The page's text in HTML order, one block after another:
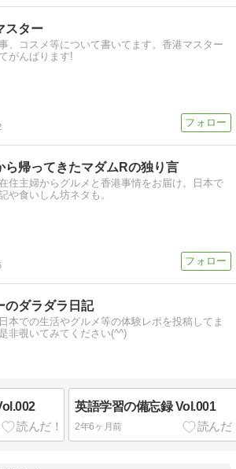
スター
、コスメ等について書いてます。香港マスター
がんばります!
ら帰ってきたマダムRの独り言
住主婦からグルメと香港事情をお届け。日本で
や食いしん坊ネタも。
のダラダラ日記
本での生活やグルメ等の体験レポを投稿してま
非覗いてみてください(^^)
英語学習の備忘録 Vol.001
2年6ヶ月前